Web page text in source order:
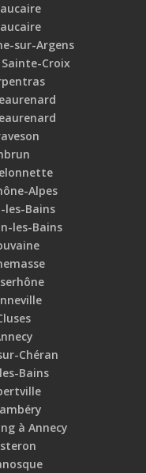
sur-Argens
Croix
Alpes
les-Bains
les-Bains
Chéran
Bains
à Annecy